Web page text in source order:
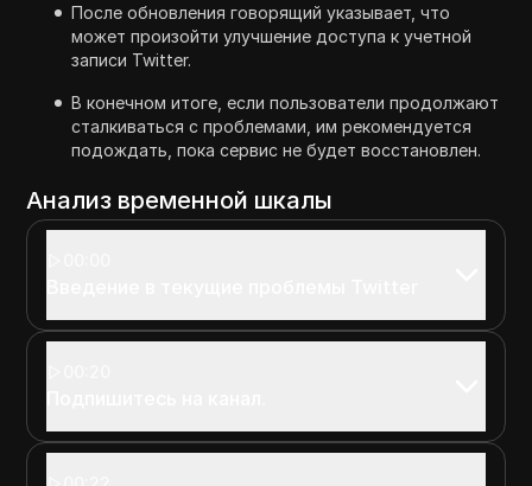
После обновления говорящий указывает, что
может произойти улучшение доступа к учетной
записи Twitter.
В конечном итоге, если пользователи продолжают
сталкиваться с проблемами, им рекомендуется
подождать, пока сервис не будет восстановлен.
Анализ временной шкалы